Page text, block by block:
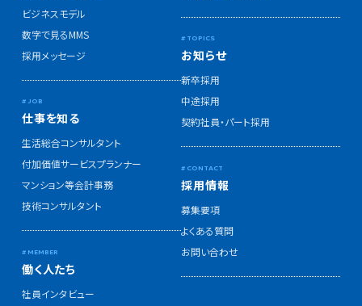
ビジネスモデル
数字で見るMMS
採用メッセージ
仕事を知る
生活総合コンサルタント
付加価値サービスプランナー
マンション等会計事務
技術コンサルタント
働く人たち
社員インタビュー
お知らせ
新卒採用
中途採用
契約社員・パート採用
採用情報
募集要項
よくある質問
お問い合わせ